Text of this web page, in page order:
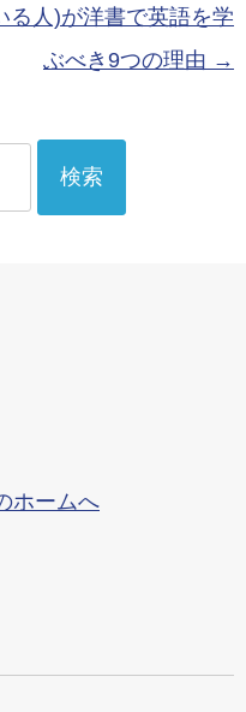
る人)が洋書で英語を学
ぶべき9つの理由 →
ホームへ